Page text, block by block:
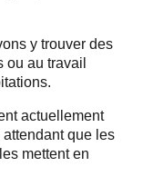
y trouver des
ou au travail
actuellement
que les
mettent en